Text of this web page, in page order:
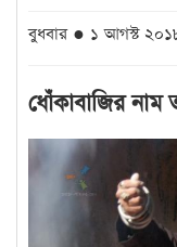
বুধবার ● ১ আগস্ট
ধোঁকাবাজির নাম